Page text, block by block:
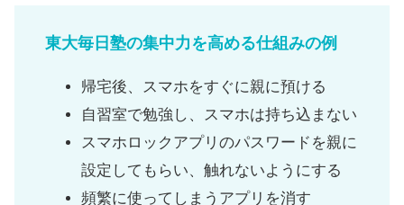
東大毎日塾の集中力を高める仕組みの例
帰宅後、スマホをすぐに親に預ける
自習室で勉強し、スマホは持ち込まない
スマホロックアプリのパスワードを親に
設定してもらい、触れないようにする
頻繁に使ってしまうアプリを消す